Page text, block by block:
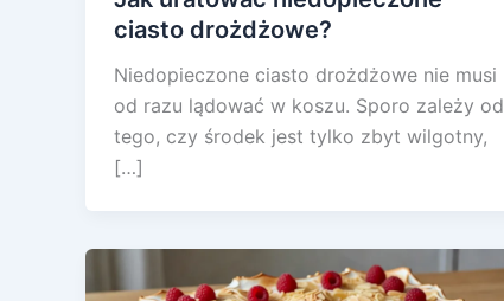
ciasto drożdżowe?
Niedopieczone ciasto drożdżowe nie musi
od razu lądować w koszu. Sporo zależy od
tego, czy środek jest tylko zbyt wilgotny,
[…]